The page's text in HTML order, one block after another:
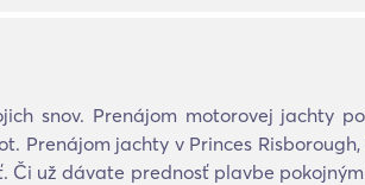
snov. Prenájom motorovej jachty
Prenájom jachty v Princes
Či už dávate prednosť plavbe